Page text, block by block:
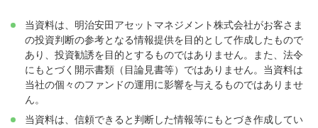
当資料は、明治安田アセットマネジメント株式会社がお客さま
の投資判断の参考となる情報提供を目的として作成したもので
あり、投資勧誘を目的とするものではありません。また、法令
にもとづく開示書類（目論見書等）ではありません。当資料は
当社の個々のファンドの運用に影響を与えるものではありませ
ん。
当資料は、信頼できると判断した情報等にもとづき作成してい